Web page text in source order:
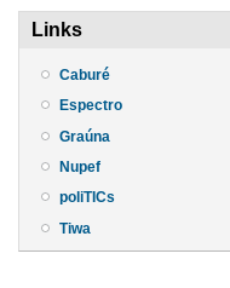
Links
Caburé
Espectro
Graúna
Nupef
poliTICs
Tiwa